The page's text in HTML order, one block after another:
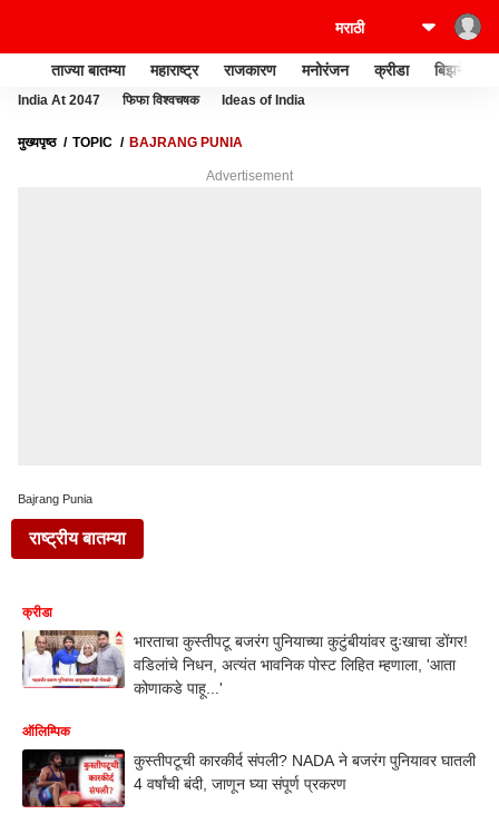
ताज्या बातम्या महाराष्ट्र राजकारण मनोरंजन क्रीडा बिझनेस
India At 2047 फिफा विश्वचषक Ideas of India
मुख्यपृष्ठ TOPIC BAJRANG PUNIA
Advertisement
Bajrang Punia
राष्ट्रीय बातम्या
क्रीडा
भारताचा कुस्तीपटू बजरंग पुनियाच्या कुटुंबीयांवर दुःखाचा डोंगर!
वडिलांचे निधन, अत्यंत भावनिक पोस्ट लिहित म्हणाला, 'आता
कोणाकडे पाहू...'
ऑलिम्पिक
कुस्तीपटूची कारकीर्द संपली? NADA ने बजरंग पुनियावर घातली
4 वर्षांची बंदी, जाणून घ्या संपूर्ण प्रकरण